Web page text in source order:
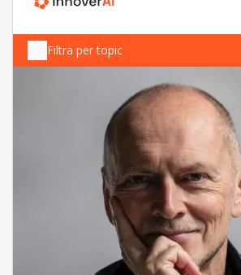
Filtra per topic